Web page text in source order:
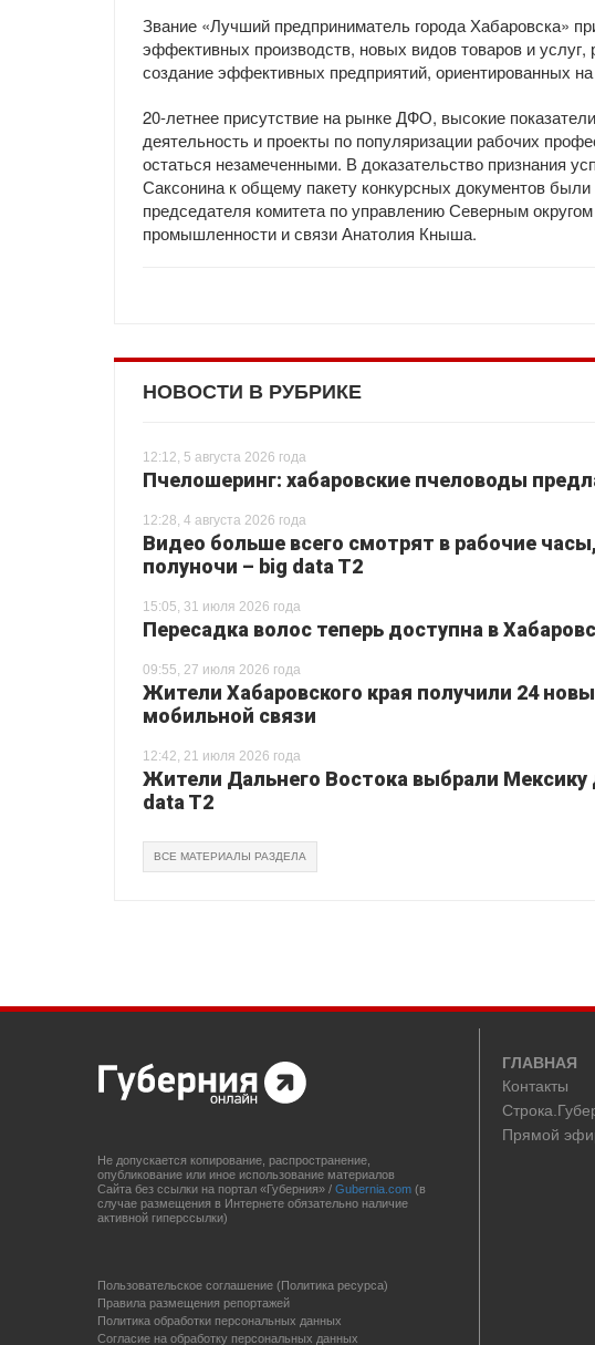
Звание «Лучший предприниматель города Хабаровска»
эффективных производств, новых видов товаров и
создание эффективных предприятий, ориентированных
20-летнее присутствие на рынке ДФО, высокие
деятельность и проекты по популяризации рабочих
остаться незамеченными. В доказательство признания
Саксонина к общему пакету конкурсных документов
председателя комитета по управлению Северным
промышленности и связи Анатолия Кныша.
НОВОСТИ В РУБРИКЕ
12:12, 5 августа 2026 года
Пчелошеринг: хабаровские пчеловоды
12:28, 4 августа 2026 года
Видео больше всего смотрят в рабочие
полуночи – big data T2
15:05, 31 июля 2026 года
Пересадка волос теперь доступна в
09:55, 27 июля 2026 года
Жители Хабаровского края получили 24
мобильной связи
12:42, 21 июля 2026 года
Жители Дальнего Востока выбрали
data T2
ВСЕ МАТЕРИАЛЫ РАЗДЕЛА
Не допускается копирование, распространение,
опубликование или иное использование материалов
Сайта без ссылки на портал «Губерния» / Gubernia.com (в
случае размещения в Интернете обязательно наличие
активной гиперссылки)
Пользовательское соглашение (Политика ресурса)
Правила размещения репортажей
Политика обработки персональных данных
Согласие на обработку персональных данных
ГЛАВНАЯ
Контакты
Прямой